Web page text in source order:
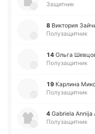
Защитник
8 Ви­кто­рия
Полузащитник
14 Ольга
Полузащитник
19 Ка­рли­на
Полузащитник
4 Gabriela Annija
Полузащитник